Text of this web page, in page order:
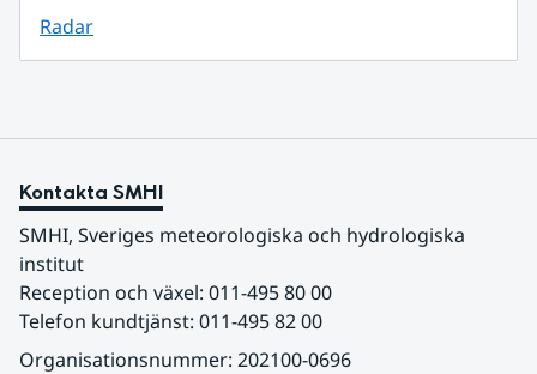
Radar
Kontakta SMHI
SMHI, Sveriges meteorologiska och hydrologiska
institut
Reception och växel: 011-495 80 00
Telefon kundtjänst: 011-495 82 00
Organisationsnummer: 202100-0696